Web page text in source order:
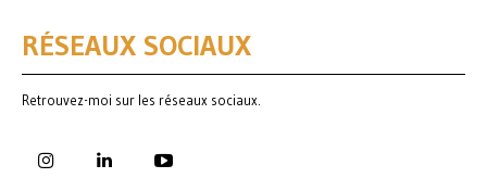
RÉSEAUX SOCIAUX
Retrouvez-moi sur les réseaux sociaux.